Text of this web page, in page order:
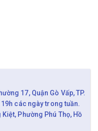
17, Quận Gò Vấp, TP.
các ngày trong tuần.
Phường Phú Thọ, Hồ